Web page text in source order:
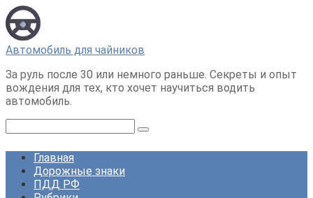
Перейти
к
контенту
Автомобиль для чайников
За руль после 30 или немного раньше. Секреты и опыт
вождения для тех, кто хочет научиться водить
автомобиль.
Главная
Дорожные знаки
ПДД РФ